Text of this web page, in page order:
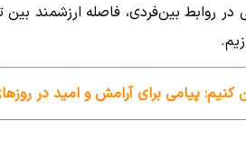
در روابط بین‌فردی، فاصله ارزشمند
کنیم: پیامی برای آرامش و امید در